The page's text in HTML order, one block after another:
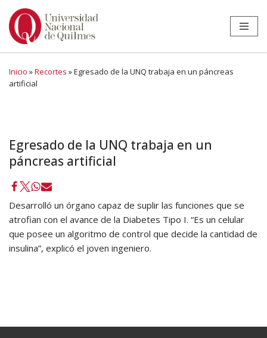
Ir
Inicio »Recortes »Egresado de la UNQ trabaja en un páncreas
artificial
Egresado de la UNQ trabaja en un
páncreas artificial
Desarrolló un órgano capaz de suplir las funciones que se
atrofian con el avance de la Diabetes Tipo I. “Es un celular
que posee un algoritmo de control que decide la cantidad de
insulina”, explicó el joven ingeniero.